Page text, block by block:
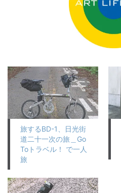
旅するBD-1、日光街
道二十一次の旅＿Go
Toトラベル！ で一人
旅